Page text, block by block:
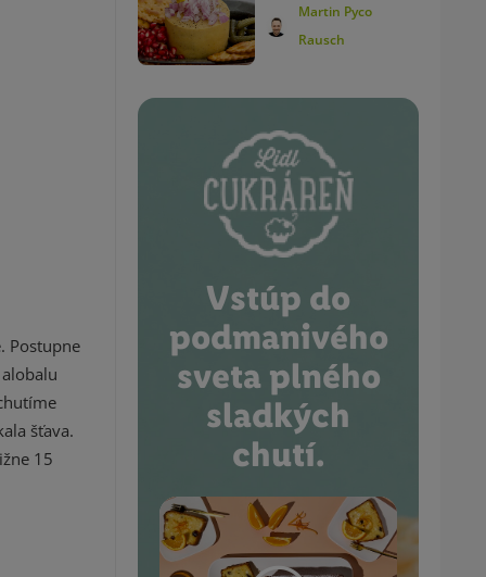
Postupne
šťava.
15
Martin Pyco
Rausch
Vstúp do
podmanivého
sveta plného
sladkých
chutí.